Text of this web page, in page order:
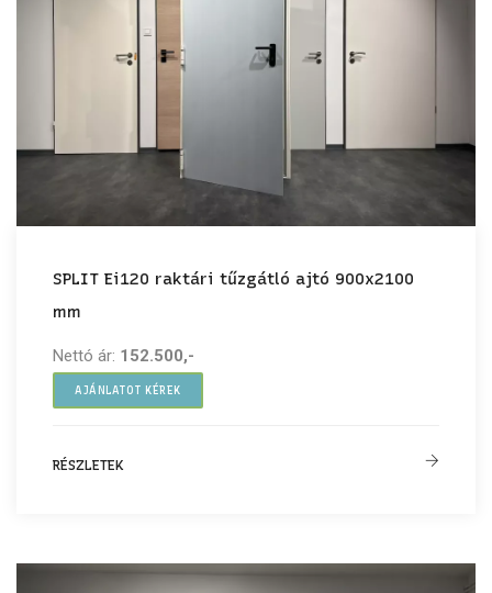
SPLIT Ei120 raktári tűzgátló ajtó 900x2100
mm
Nettó ár: 152.500,-
AJÁNLATOT KÉREK
RÉSZLETEK